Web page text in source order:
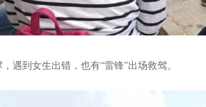
遇到女生出错，也有“雷锋”出场救驾。